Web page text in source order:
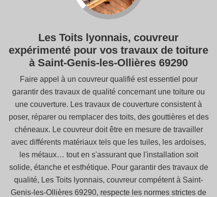
Les Toits lyonnais, couvreur
expérimenté pour vos travaux de toiture
à Saint-Genis-les-Ollières 69290
Faire appel à un couvreur qualifié est essentiel pour
garantir des travaux de qualité concernant une toiture ou
une couverture. Les travaux de couverture consistent à
poser, réparer ou remplacer des toits, des gouttières et des
chéneaux. Le couvreur doit être en mesure de travailler
avec différents matériaux tels que les tuiles, les ardoises,
les métaux… tout en s'assurant que l'installation soit
solide, étanche et esthétique. Pour garantir des travaux de
qualité, Les Toits lyonnais, couvreur compétent à Saint-
Genis-les-Ollières 69290, respecte les normes strictes de